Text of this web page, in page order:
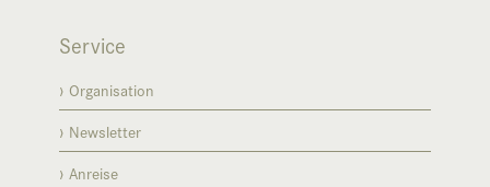
Service
Organisation
Newsletter
Anreise